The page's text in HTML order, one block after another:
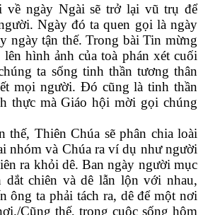
về ngày Ngài sẽ trở lại vũ trụ để
Ngày đó ta quen gọi là ngày
ngày tận thế. Trong bài Tin mừng
hình ảnh của toà phán xét cuối
ta sống tinh thần tương thân
mọi người. Đó cũng là tinh thần
thực mà Giáo hội mời gọi chúng
thế, Thiên Chúa sẽ phân chia loài
nhóm và Chúa ra ví dụ như người
ra khỏi dê. Ban ngày người mục
dắt chiên và dê lẫn lộn với nhau,
ông ta phải tách ra, dê để một nơi
Cũng thế, trong cuộc sống hôm